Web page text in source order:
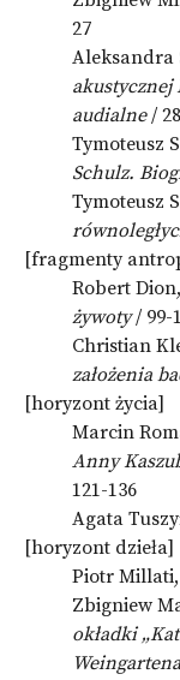
27
Aleksandra
akustycznej
audialne/
Tymoteusz
Schulz.
Tymoteusz
[fragmenty
Robert
żywoty/ 99-
Christian
założenia
[horyzont życia]
Marcin
Anny
121-136
Agata
[horyzont dzieła]
Piotr Millati,
Zbigniew
okładki